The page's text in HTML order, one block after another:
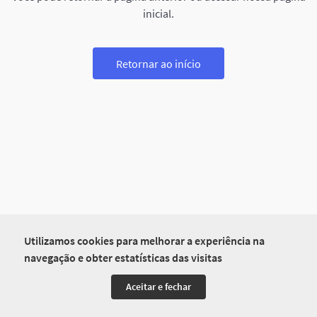
Utilizamos cookies para melhorar a experiência na
navegação e obter estatísticas das visitas
Aceitar e fechar
inicial.
Retornar ao início